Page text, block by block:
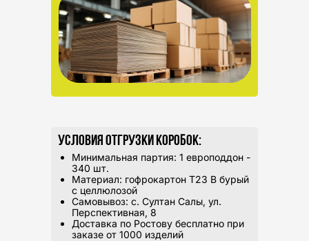
Минимальная партия: 1 европоддон -
340 шт.
Материал: гофрокартон Т23 В бурый
с целлюлозой
Самовывоз: с. Султан Салы, ул.
Перспективная, 8
Доставка по Ростову бесплатно при
заказе от 1000 изделий
Условия отгрузки коробок: